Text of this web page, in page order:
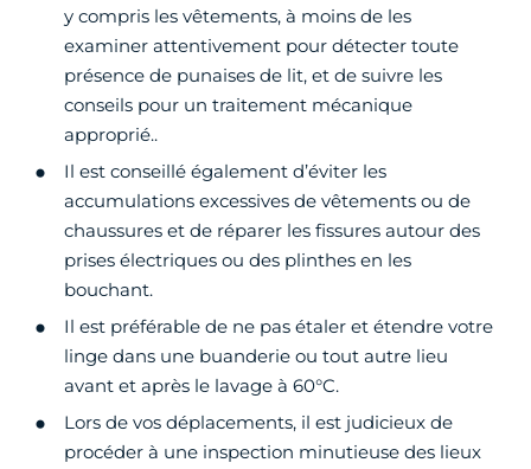
y compris les vêtements, à moins de les
examiner attentivement pour détecter toute
présence de punaises de lit, et de suivre les
conseils pour un traitement mécanique
approprié..
Il est conseillé également d’éviter les
accumulations excessives de vêtements ou de
chaussures et de réparer les fissures autour des
prises électriques ou des plinthes en les
bouchant.
Il est préférable de ne pas étaler et étendre votre
linge dans une buanderie ou tout autre lieu
avant et après le lavage à 60°C.
Lors de vos déplacements, il est judicieux de
procéder à une inspection minutieuse des lieux